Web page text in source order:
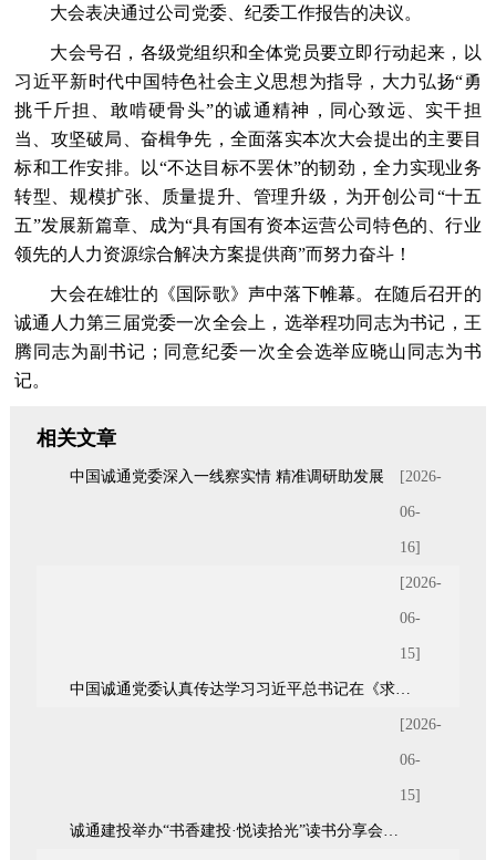
大会表决通过公司党委、纪委工作报告的决议。
大会号召，各级党组织和全体党员要立即行动起来，以
习近平新时代中国特色社会主义思想为指导，大力弘扬“勇
挑千斤担、敢啃硬骨头”的诚通精神，同心致远、实干担
当、攻坚破局、奋楫争先，全面落实本次大会提出的主要目
标和工作安排。以“不达目标不罢休”的韧劲，全力实现业务
转型、规模扩张、质量提升、管理升级，为开创公司“十五
五”发展新篇章、成为“具有国有资本运营公司特色的、行业
领先的人力资源综合解决方案提供商”而努力奋斗！
大会在雄壮的《国际歌》声中落下帷幕。在随后召开的
诚通人力第三届党委一次全会上，选举程功同志为书记，王
腾同志为副书记；同意纪委一次全会选举应晓山同志为书
记。
相关文章
[2026-
06-
16]
中国诚通党委深入一线察实情 精准调研助发展
[2026-
06-
15]
中国诚通党委认真传达学习习近平总书记在《求是》杂志发表的重要文章《前瞻布局和发展未来产业》
[2026-
06-
15]
诚通建投举办“书香建投·悦读拾光”读书分享会暨青年统战座谈会